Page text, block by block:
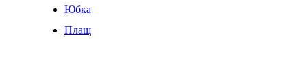
Юбка
Плащ